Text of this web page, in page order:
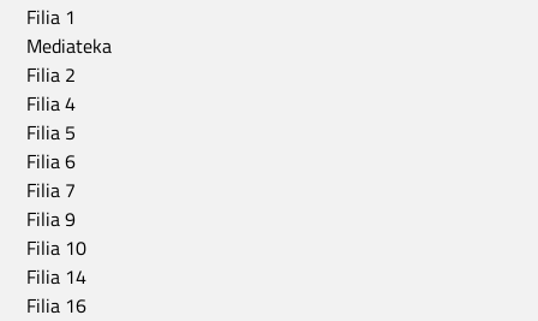
Filia 1
Mediateka
Filia 2
Filia 4
Filia 5
Filia 6
Filia 7
Filia 9
Filia 10
Filia 14
Filia 16